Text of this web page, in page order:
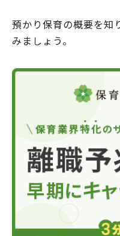
預かり保育の概要を知
みましょう。